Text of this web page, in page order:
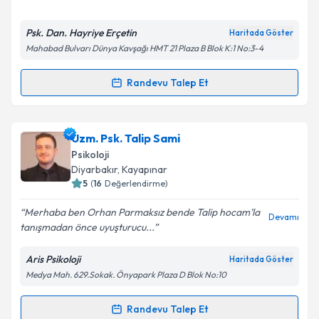
Psk. Dan. Hayriye Erçetin Haritada Göster
Mahabad Bulvarı Dünya Kavşağı HMT 21 Plaza B Blok K:1 No:3-4
Randevu Talep Et
Randevu Takvimi Talebi
Psk. Dan. Hayriye Erçetiniçin randevu takvimi talebi
oluşturun. Size bu uzmandan randevu almanız için bir
takvim hazırlandığında e-posta ile bilgilendireceğiz.
Kişisel verilerimin işlenmesine ilişkin
Aydınlatma
Metni'ni okudum ve kişisel verilerimin belirtilen
kapsamda işlenmesini kabul ediyorum.
Uzm. Psk. Talip Sami
Psikoloji
Diyarbakır, Kayapınar
5 (16 Değerlendirme)
Merhaba ben Orhan Parmaksız bende Talip hocam’la
tanışmadan önce uyuşturucu...
Devamı
Aris Psikoloji Haritada Göster
Medya Mah. 629.Sokak. Önyapark Plaza D Blok No:10
Randevu Talep Et